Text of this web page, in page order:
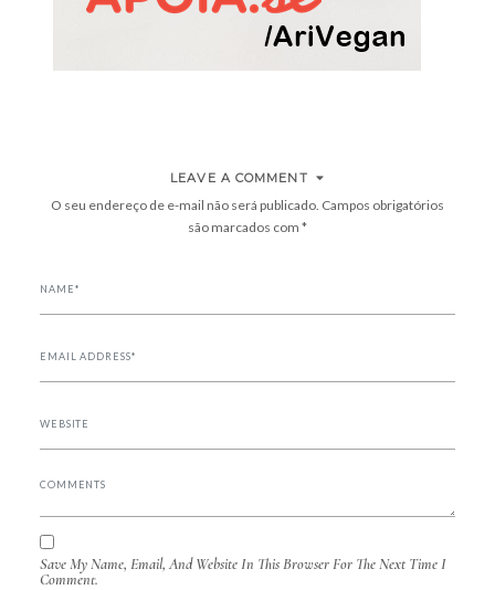
LEAVE A COMMENT
O seu endereço de e-mail não será publicado. Campos obrigatórios
são marcados com *
Save My Name, Email, And Website In This Browser For The Next Time I
Comment.